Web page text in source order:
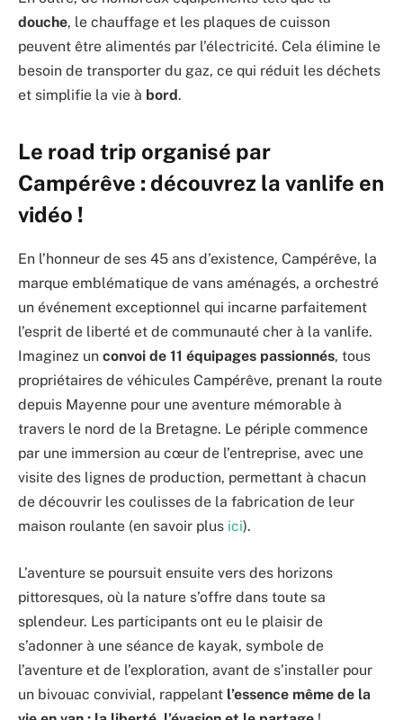
douche, le chauffage et les plaques de cuisson
peuvent être alimentés par l’électricité. Cela élimine le
besoin de transporter du gaz, ce qui réduit les déchets
et simplifie la vie à bord.
Le road trip organisé par
Campérêve : découvrez la vanlife en
vidéo !
En l’honneur de ses 45 ans d’existence, Campérêve, la
marque emblématique de vans aménagés, a orchestré
un événement exceptionnel qui incarne parfaitement
l’esprit de liberté et de communauté cher à la vanlife.
Imaginez un convoi de 11 équipages passionnés, tous
propriétaires de véhicules Campérêve, prenant la route
depuis Mayenne pour une aventure mémorable à
travers le nord de la Bretagne. Le périple commence
par une immersion au cœur de l’entreprise, avec une
visite des lignes de production, permettant à chacun
de découvrir les coulisses de la fabrication de leur
maison roulante (en savoir plus ici).
L’aventure se poursuit ensuite vers des horizons
pittoresques, où la nature s’offre dans toute sa
splendeur. Les participants ont eu le plaisir de
s’adonner à une séance de kayak, symbole de
l’aventure et de l’exploration, avant de s’installer pour
un bivouac convivial, rappelant l’essence même de la